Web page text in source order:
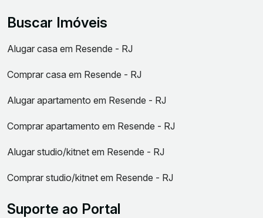
Buscar Imóveis
Alugar casa em Resende - RJ
Comprar casa em Resende - RJ
Alugar apartamento em Resende - RJ
Comprar apartamento em Resende - RJ
Alugar studio/kitnet em Resende - RJ
Comprar studio/kitnet em Resende - RJ
Suporte ao Portal